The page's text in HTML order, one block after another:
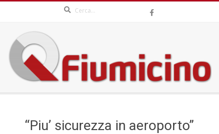
content
QFIUMICINO.COM
“Piu’ sicurezza in aeroporto”